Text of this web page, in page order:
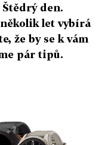
den.
let vybírá
že by se k vám
pár tipů.